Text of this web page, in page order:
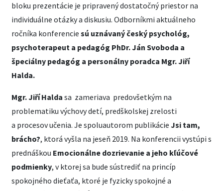
bloku prezentácie je pripravený dostatočný priestor na
individuálne otázky a diskusiu. Odborníkmi aktuálneho
ročníka konferencie sú uznávaný český psychológ,
psychoterapeut a pedagóg PhDr. Ján Svoboda a
špeciálny pedagóg a personálny poradca Mgr. Jiří
Halda.
Mgr. Jiří Halda sa zameriava predovšetkým na
problematiku výchovy detí, predškolskej zrelosti
a procesov učenia. Je spoluautorom publikácie Jsi tam,
brácho?, ktorá vyšla na jeseň 2019. Na konferencii vystúpi s
prednáškou Emocionálne dozrievanie a jeho kľúčové
podmienky, v ktorej sa bude sústrediť na princíp
spokojného dieťaťa, ktoré je fyzicky spokojné a